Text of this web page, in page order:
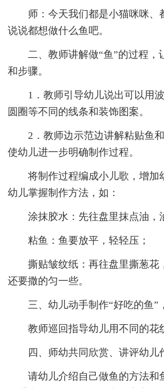
师：今天我们都是小猫咪咪、
说说都想做什么鱼吧。
二、教师讲解做“鱼”的过程，
和步骤。
1．教师引导幼儿说出可以用
圆圈等不同的线条和装饰图案。
2．教师边示范边讲解粘贴鱼
使幼儿进一步明确制作过程。
将制作过程编成小儿歌，增加
幼儿掌握制作方法，如：
涂抹胶水：先往盘里抹点油，
粘鱼：鱼要放平，轻轻压；
撕贴皱纹纸：再往盘里撕葱花
还要撒的匀一些。
三、幼儿动手制作“好吃的鱼”
教师巡回指导幼儿用不同的花
四、师幼共同欣赏、讲评幼儿
请幼儿介绍自己做鱼的方法和